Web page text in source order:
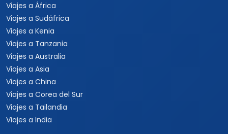
Viajes a África
Viajes a Sudáfrica
Viajes a Kenia
Viajes a Tanzania
Viajes a Australia
Viajes a Asia
Viajes a China
Viajes a Corea del Sur
Viajes a Tailandia
Viajes a India